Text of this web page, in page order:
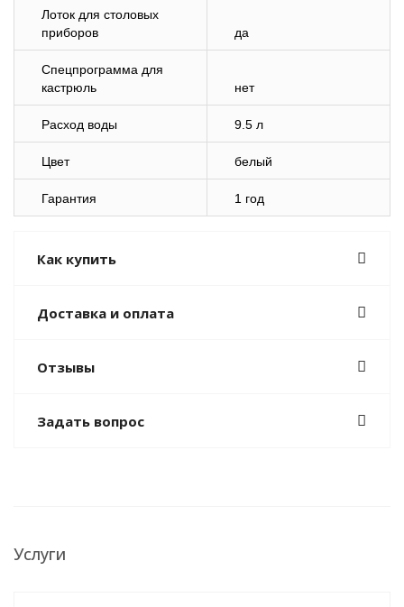
Лоток для столовых
приборов
да
Спецпрограмма для
кастрюль
нет
Расход воды 9.5 л
Цвет белый
Гарантия 1 год
Как купить
Доставка и оплата
Отзывы
Задать вопрос
Услуги